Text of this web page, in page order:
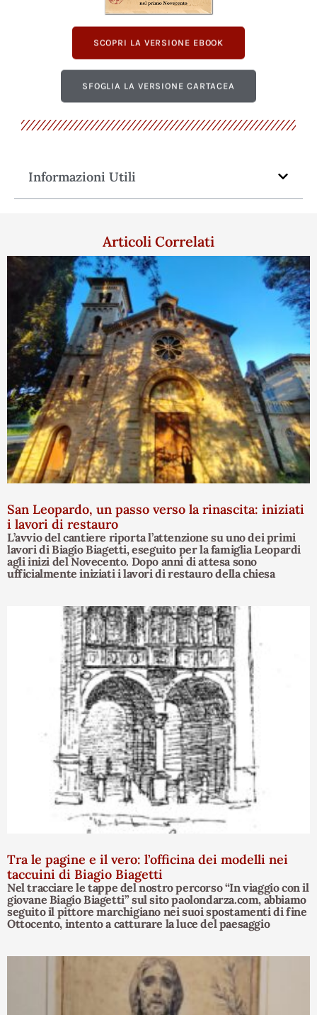
SCOPRI LA VERSIONE EBOOK
SFOGLIA LA VERSIONE CARTACEA
Informazioni Utili
Articoli Correlati
San Leopardo, un passo verso la rinascita: iniziati
i lavori di restauro
L’avvio del cantiere riporta l’attenzione su uno dei primi
lavori di Biagio Biagetti, eseguito per la famiglia Leopardi
agli inizi del Novecento. Dopo anni di attesa sono
ufficialmente iniziati i lavori di restauro della chiesa
Tra le pagine e il vero: l’officina dei modelli nei
taccuini di Biagio Biagetti
Nel tracciare le tappe del nostro percorso “In viaggio con il
giovane Biagio Biagetti” sul sito paolondarza.com, abbiamo
seguito il pittore marchigiano nei suoi spostamenti di fine
Ottocento, intento a catturare la luce del paesaggio